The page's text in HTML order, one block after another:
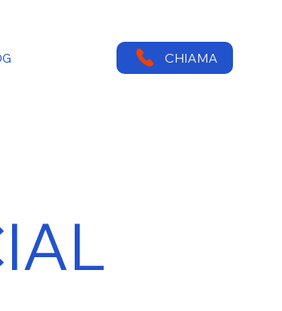
CHIAMA